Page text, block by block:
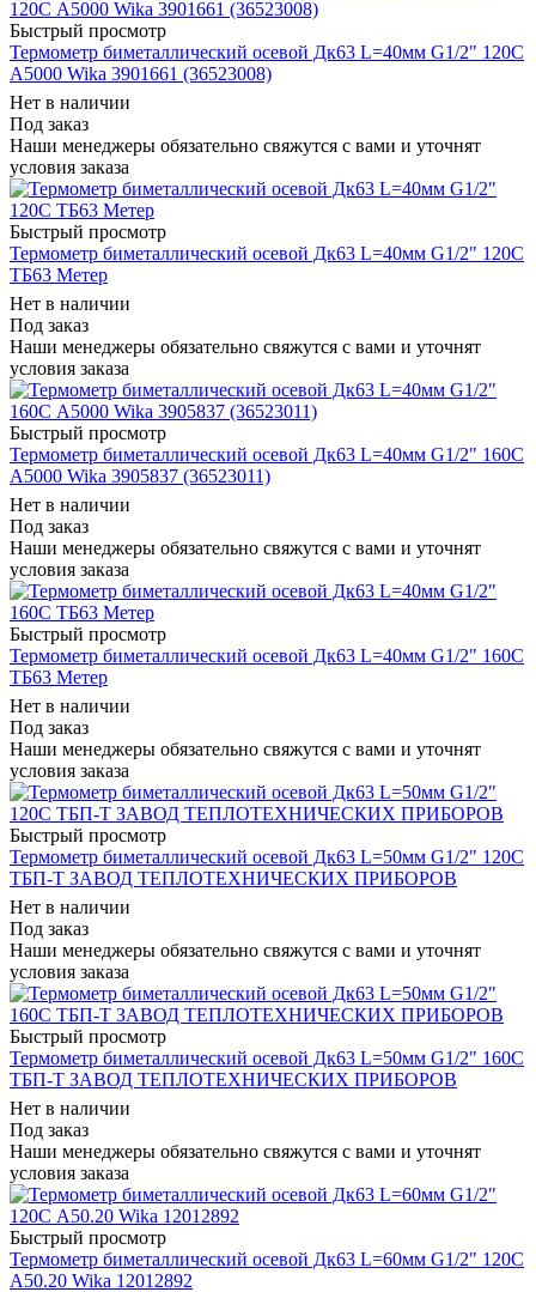
Быстрый просмотр
Термометр биметаллический осевой Дк63 L=40мм G1/2" 120C
А5000 Wika 3901661 (36523008)
Нет в наличии
Под заказ
Наши менеджеры обязательно свяжутся с вами и уточнят
условия заказа
Быстрый просмотр
Термометр биметаллический осевой Дк63 L=40мм G1/2" 120C
ТБ63 Метер
Нет в наличии
Под заказ
Наши менеджеры обязательно свяжутся с вами и уточнят
условия заказа
Быстрый просмотр
Термометр биметаллический осевой Дк63 L=40мм G1/2" 160C
А5000 Wika 3905837 (36523011)
Нет в наличии
Под заказ
Наши менеджеры обязательно свяжутся с вами и уточнят
условия заказа
Быстрый просмотр
Термометр биметаллический осевой Дк63 L=40мм G1/2" 160C
ТБ63 Метер
Нет в наличии
Под заказ
Наши менеджеры обязательно свяжутся с вами и уточнят
условия заказа
Быстрый просмотр
Термометр биметаллический осевой Дк63 L=50мм G1/2" 120C
ТБП-Т ЗАВОД ТЕПЛОТЕХНИЧЕСКИХ ПРИБОРОВ
Нет в наличии
Под заказ
Наши менеджеры обязательно свяжутся с вами и уточнят
условия заказа
Быстрый просмотр
Термометр биметаллический осевой Дк63 L=50мм G1/2" 160C
ТБП-Т ЗАВОД ТЕПЛОТЕХНИЧЕСКИХ ПРИБОРОВ
Нет в наличии
Под заказ
Наши менеджеры обязательно свяжутся с вами и уточнят
условия заказа
Быстрый просмотр
Термометр биметаллический осевой Дк63 L=60мм G1/2" 120C
А50.20 Wika 12012892